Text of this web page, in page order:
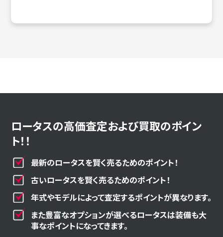
ロータスの高価査定および買取のポイン
ト！！
最新のロータスを賢く売るためのポイント！
古いロータスを賢く売るためのポイント！
年式やモデルによって査定するポイントが異なります。
また豊富なオプションが選べるロータスは装備も大
事なポイントになってきます。